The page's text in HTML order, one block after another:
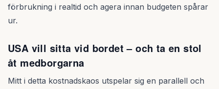
förbrukning i realtid och agera innan budgeten spårar
ur.
USA vill sitta vid bordet – och ta en stol
åt medborgarna
Mitt i detta kostnadskaos utspelar sig en parallell och